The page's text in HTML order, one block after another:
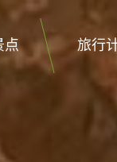
点 旅行